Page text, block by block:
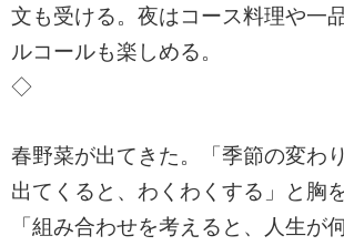
文も受ける。夜はコース料理や一
ルコールも楽しめる。
◇
春野菜が出てきた。「季節の変わ
出てくると、わくわくする」と胸
「組み合わせを考えると、人生が